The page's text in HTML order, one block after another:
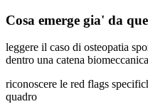
Cosa emerge gia' da
leggere il caso di osteopatia
dentro una catena
riconoscere le red flags
quadro